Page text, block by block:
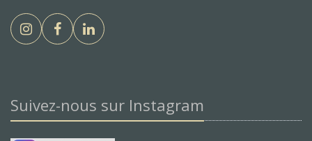
Suivez-nous sur Instagram